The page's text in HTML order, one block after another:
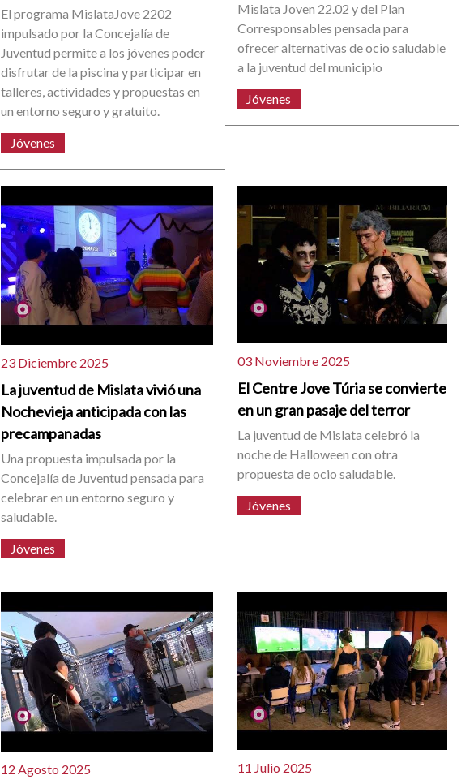
El programa MislataJove 2202
impulsado por la Concejalía de
Juventud permite a los jóvenes poder
disfrutar de la piscina y participar en
talleres, actividades y propuestas en
un entorno seguro y gratuito.
Jóvenes
Mislata Joven 22.02 y del Plan
Corresponsables pensada para
ofrecer alternativas de ocio saludable
a la juventud del municipio
Jóvenes
23 Diciembre 2025
La juventud de Mislata vivió una
Nochevieja anticipada con las
precampanadas
Una propuesta impulsada por la
Concejalía de Juventud pensada para
celebrar en un entorno seguro y
saludable.
Jóvenes
03 Noviembre 2025
El Centre Jove Túria se convierte
en un gran pasaje del terror
La juventud de Mislata celebró la
noche de Halloween con otra
propuesta de ocio saludable.
Jóvenes
12 Agosto 2025 11 Julio 2025